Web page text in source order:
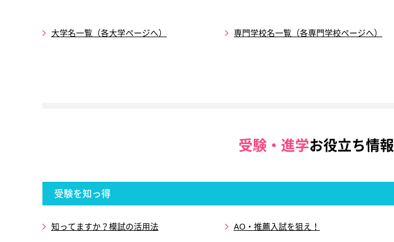
大学名一覧（各大学ページへ） 専門学校名一覧（各専門学校ページへ）
受験・進学お役立ち情報
受験を知っ得
知ってますか？模試の活用法 AO・推薦入試を狙え！